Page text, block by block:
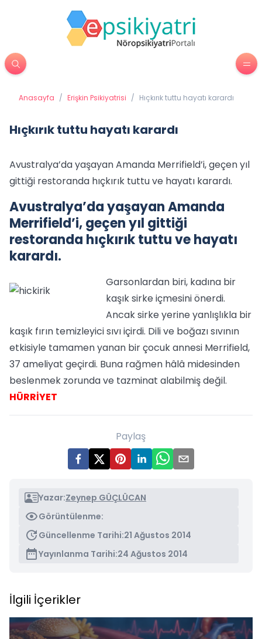
Anasayfa / Erişkin Psikiyatrisi / Hıçkırık tuttu hayatı karardı
Hıçkırık tuttu hayatı karardı
Avustralya’da yaşayan Amanda Merrifield’i, geçen yıl
gittiği restoranda hıçkırık tuttu ve hayatı karardı.
Avustralya’da yaşayan Amanda
Merrifield’i, geçen yıl gittiği
restoranda hıçkırık tuttu ve hayatı
karardı.
Garsonlardan biri, kadına bir
kaşık sirke içmesini önerdi.
Ancak sirke yerine yanlışlıkla bir
kaşık fırın temizleyici sıvı içirdi. Dili ve boğazı sıvının
etkisiyle tamamen yanan bir çocuk annesi Merrifield,
37 ameliyat geçirdi. Buna rağmen hâlâ midesinden
beslenmek zorunda ve tazminat alabilmiş değil.
HÜRRİYET
Paylaş
Yazar:Zeynep GÜÇLÜCAN
Görüntülenme:
Güncellenme Tarihi:21 Ağustos 2014
Yayınlanma Tarihi:24 Ağustos 2014
İlgili İçerikler